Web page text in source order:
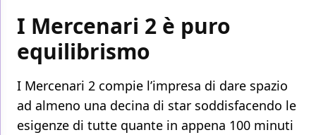
I Mercenari 2 è puro
equilibrismo
I Mercenari 2 compie l’impresa di dare spazio
ad almeno una decina di star soddisfacendo le
esigenze di tutte quante in appena 100 minuti